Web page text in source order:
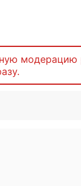
модерацию